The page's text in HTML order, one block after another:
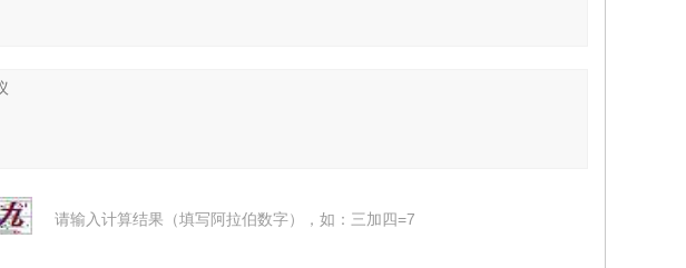
请输入计算结果（填写阿拉伯数字），如：三加四=7